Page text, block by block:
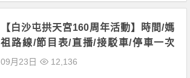
【白沙屯拱天宮160周年活動】時間/媽
祖路線/節目表/直播/接駁車/停車一次
看！
09月23日 12,136